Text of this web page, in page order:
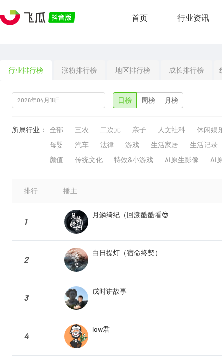
首页 行业资讯
行业排行榜 涨粉排行榜 地区排行榜 成长排行榜
日榜 周榜 月榜
所属行业： 全部 三农 二次元 亲子 人文社科
休闲娱
母婴
汽车 法律 游戏 生活家居
生活记录
颜值
传统文化 特效&小游戏 AI原生影像 AI
排行 播主
1
月鳞绮纪（回溯酷酷看😎
2
白日提灯（宿命终契）
3
戊时讲故事
4
low君